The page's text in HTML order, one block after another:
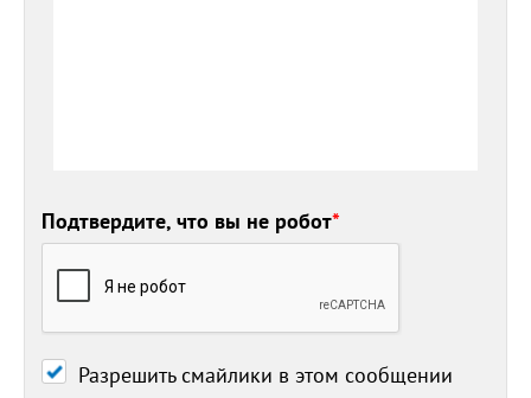
Подтвердите, что вы не робот*
Разрешить смайлики в этом сообщении